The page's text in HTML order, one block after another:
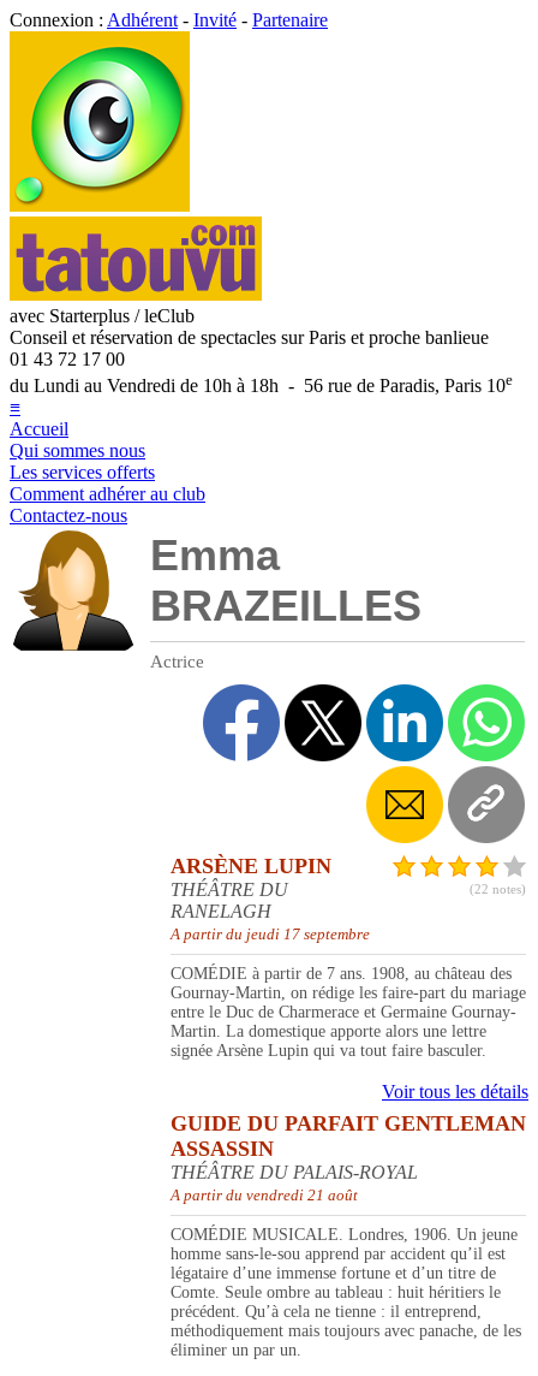
Connexion : Adhérent - Invité - Partenaire
avec Starterplus / leClub
Conseil et réservation de spectacles sur Paris et proche banlieue
01 43 72 17 00
du Lundi au Vendredi de 10h à 18h - 56 rue de Paradis, Paris 10e
≡
Accueil
Qui sommes nous
Les services offerts
Comment adhérer au club
Contactez-nous
Emma
BRAZEILLES
Actrice
(22 notes)
ARSÈNE LUPIN
THÉÂTRE DU
RANELAGH
A partir du jeudi 17 septembre
COMÉDIE à partir de 7 ans. 1908, au château des
Gournay-Martin, on rédige les faire-part du mariage
entre le Duc de Charmerace et Germaine Gournay-
Martin. La domestique apporte alors une lettre
signée Arsène Lupin qui va tout faire basculer.
Voir tous les détails
GUIDE DU PARFAIT GENTLEMAN
ASSASSIN
THÉÂTRE DU PALAIS-ROYAL
A partir du vendredi 21 août
COMÉDIE MUSICALE. Londres, 1906. Un jeune
homme sans-le-sou apprend par accident qu’il est
légataire d’une immense fortune et d’un titre de
Comte. Seule ombre au tableau : huit héritiers le
précédent. Qu’à cela ne tienne : il entreprend,
méthodiquement mais toujours avec panache, de les
éliminer un par un.